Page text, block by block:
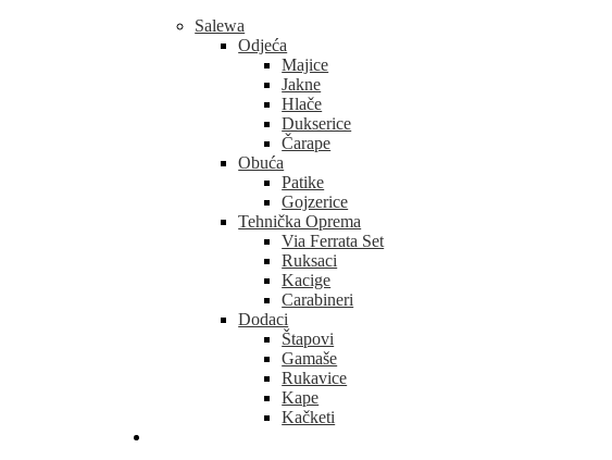
Salewa
Odjeća
Majice
Jakne
Hlače
Dukserice
Čarape
Obuća
Patike
Gojzerice
Tehnička Oprema
Via Ferrata Set
Ruksaci
Kacige
Carabineri
Dodaci
Štapovi
Gamaše
Rukavice
Kape
Kačketi